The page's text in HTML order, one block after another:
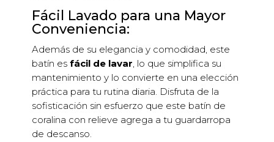
Fácil Lavado para una Mayor
Conveniencia:
Además de su elegancia y comodidad, este
batín esfácil de lavar, lo que simplifica su
mantenimiento y lo convierte en una elección
práctica para tu rutina diaria. Disfruta de la
sofisticación sin esfuerzo que este batín de
coralina con relieve agrega a tu guardarropa
de descanso.